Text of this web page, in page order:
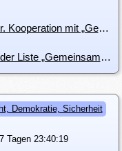
i6818: interne Auseinandersetzung betr. Kooperation mit „Gemeinsam für Wien“
i6819: gleich them. Kooperationen mit der Liste „Gemeinsam für Wien“ anstreben
Demokratie, Sicherheit
Tagen 23:40:19